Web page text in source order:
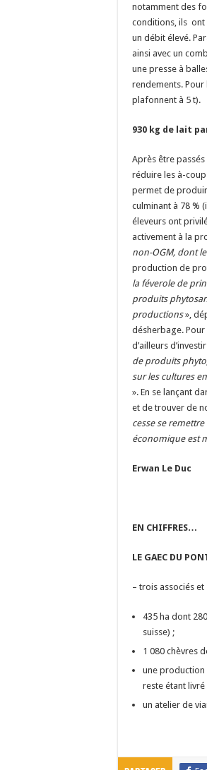
notamment des
conditions, ils ont
un débit élevé.
ainsi avec un
une presse à
rendements. Pour
plafonnent à 5 t).
930 kg de lait
Après être
réduire les à-
permet de
culminant à 78 %
éleveurs ont
activement à la
non-OGM, dont
production de
la féverole de
produits
productions » ,
désherbage.
d’ailleurs
de produits
sur les cultures
». En se lançant
et de trouver de
cesse se
économique est
Erwan Le Duc
EN CHIFFRES…
LE GAEC DU
– trois associés
435 ha dont
suisse) ;
1 080 chèvres
une production
reste étant
un atelier de